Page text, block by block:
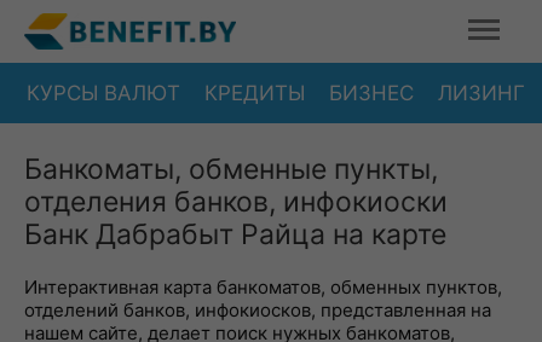
КУРСЫ ВАЛЮТ КРЕДИТЫ БИЗНЕС ЛИЗИНГ
Банкоматы, обменные пункты,
отделения банков, инфокиоски
Банк Дабрабыт Райца на карте
Интерактивная карта банкоматов, обменных пунктов,
отделений банков, инфокиосков, представленная на
нашем сайте, делает поиск нужных банкоматов,